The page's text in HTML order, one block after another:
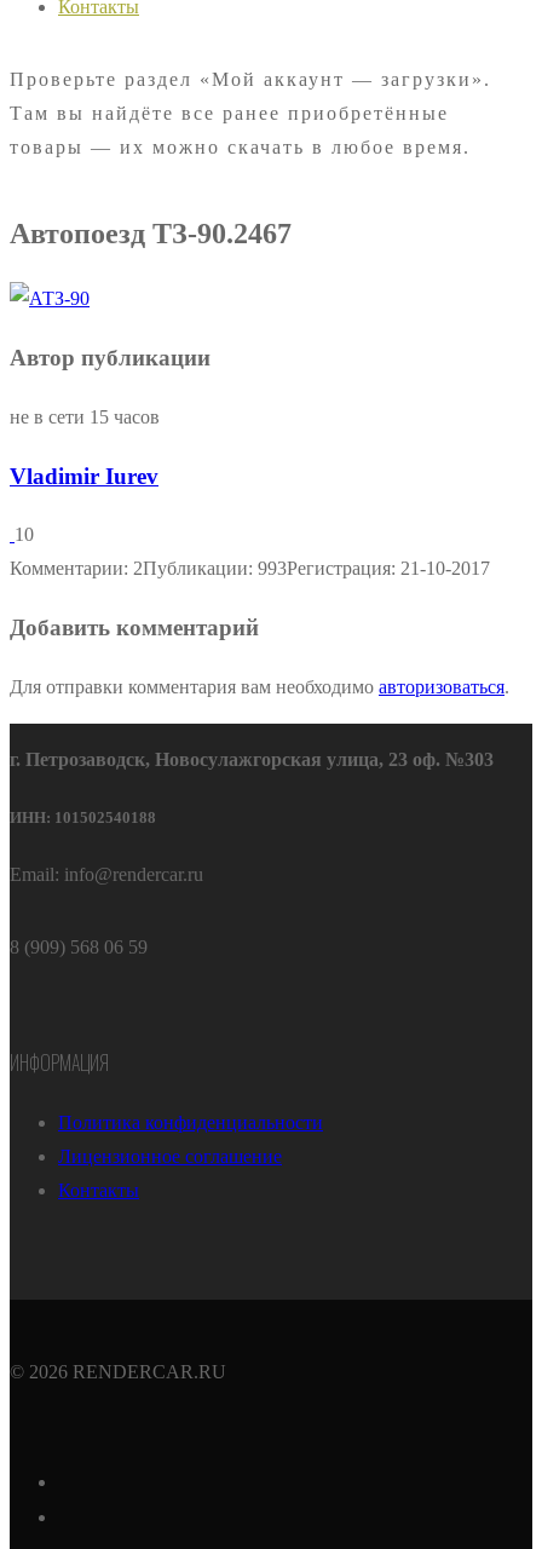
Контакты
Проверьте раздел «Мой аккаунт — загрузки».
Там вы найдёте все ранее приобретённые
товары — их можно скачать в любое время.
Автопоезд ТЗ-90.2467
Автор публикации
не в сети 15 часов
Vladimir Iurev
10
Комментарии: 2Публикации: 993Регистрация: 21-10-2017
Добавить комментарий
Для отправки комментария вам необходимо авторизоваться.
г. Петрозаводск, Новосулажгорская улица, 23 оф. №303
ИНН: 101502540188
Email: info@rendercar.ru
8 (909) 568 06 59
ИНФОРМАЦИЯ
Политика конфиденциальности
Лицензионное соглашение
Контакты
© 2026 RENDERCAR.RU